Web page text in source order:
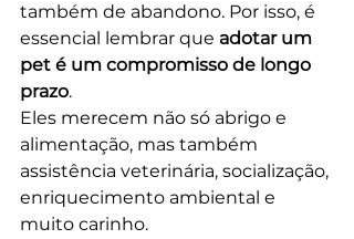
também de abandono. Por isso, é
essencial lembrar que adotar um
pet é um compromisso de longo
prazo.
Eles merecem não só abrigo e
alimentação, mas também
assistência veterinária, socialização,
enriquecimento ambiental e
muito carinho.